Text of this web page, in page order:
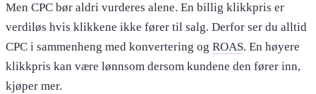
Men CPC bør aldri vurderes alene. En billig klikkpris er
verdiløs hvis klikkene ikke fører til salg. Derfor ser du alltid
CPC i sammenheng med konvertering og ROAS. En høyere
klikkpris kan være lønnsom dersom kundene den fører inn,
kjøper mer.